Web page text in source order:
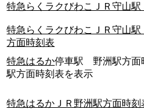
特急らくラクびわこＪＲ守山
特急らくラクびわこＪＲ守山
方面時刻表
特急はるか停車駅 野洲駅方面
駅方面時刻表を表示
特急はるかＪＲ野洲駅方面時刻